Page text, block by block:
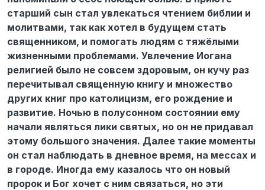
старший сын стал увлекаться чтением библии и
молитвами, так как хотел в будущем стать
священником, и помогать людям с тяжёлыми
жизненными проблемами. Увлечение Иогана
религией было не совсем здоровым, он кучу раз
перечитывал священную книгу и множество
других книг про католицизм, его рождение и
развитие. Ночью в полусонном состоянии ему
начали являться лики святых, но он не придавал
этому большого значения. Далее такие моменты
он стал наблюдать в дневное время, на мессах и
в городе. Иногда ему казалось что он новый
пророк и Бог хочет с ним связаться, но эти